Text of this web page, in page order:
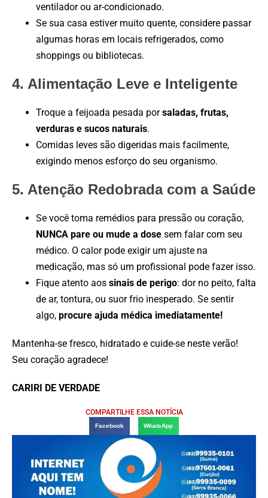
ventilador ou ar-condicionado.
Se sua casa estiver muito quente, considere passar
algumas horas em locais refrigerados, como
shoppings ou bibliotecas.
4. Alimentação Leve e Inteligente
Troque a feijoada pesada porsaladas, frutas,
verduras e sucos naturais.
Comidas leves são digeridas mais facilmente,
exigindo menos esforço do seu organismo.
5. Atenção Redobrada com a Saúde
Se você toma remédios para pressão ou coração,
NUNCA pare ou mude a dose sem falar com seu
médico. O calor pode exigir um ajuste na
medicação, mas só um profissional pode fazer isso.
Fique atento aos sinais de perigo: dor no peito, falta
de ar, tontura, ou suor frio inesperado. Se sentir
algo, procure ajuda médica imediatamente!
Mantenha-se fresco, hidratado e cuide-se neste verão!
Seu coração agradece!
CARIRI DE VERDADE
COMPARTILHE ESSA NOTÍCIA
Facebook WhatsApp